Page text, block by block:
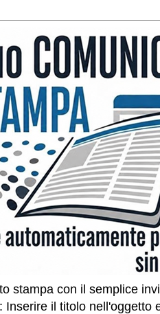
stampa con il semplice
il titolo nell'oggetto